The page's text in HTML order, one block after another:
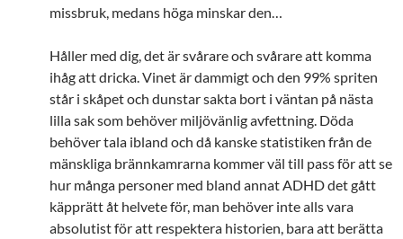
missbruk, medans höga minskar den…
Håller med dig, det är svårare och svårare att komma
ihåg att dricka. Vinet är dammigt och den 99% spriten
står i skåpet och dunstar sakta bort i väntan på nästa
lilla sak som behöver miljövänlig avfettning. Döda
behöver tala ibland och då kanske statistiken från de
mänskliga brännkamrarna kommer väl till pass för att se
hur många personer med bland annat ADHD det gått
käpprätt åt helvete för, man behöver inte alls vara
absolutist för att respektera historien, bara att berätta